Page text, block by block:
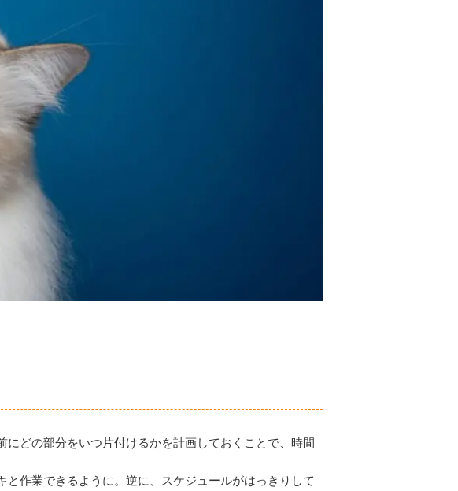
どの部分をいつ片付けるかを計画しておくことで、時間
作業できるように。逆に、スケジュールがはっきりして